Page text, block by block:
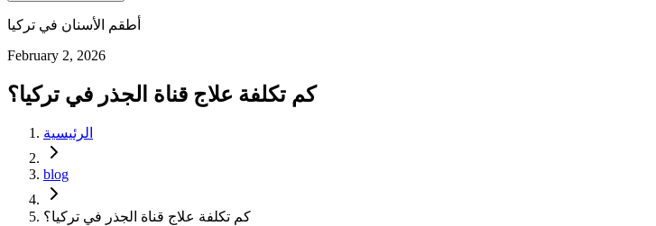
أطقم الأسنان في تركيا
February 2, 2026
كم تكلفة علاج قناة الجذر في تركيا؟
الرئيسية
blog
كم تكلفة علاج قناة الجذر في تركيا؟